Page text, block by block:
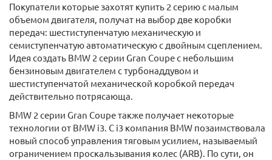
Покупатели которые захотят купить 2 серию с малым
объемом двигателя, получат на выбор две коробки
передач: шестиступенчатую механическую и
семиступенчатую автоматическую с двойным сцеплением.
Идея создать BMW 2 серии Gran Coupe с небольшим
бензиновым двигателем с турбонаддувом и
шестиступенчатой механической коробкой передач
действительно потрясающа.
BMW 2 серии Gran Coupe также получает некоторые
технологии от BMW i3. С i3 компания BMW позаимствовала
новый способ управления тяговым усилием, называемый
ограничением проскальзывания колес (ARB). По сути, он